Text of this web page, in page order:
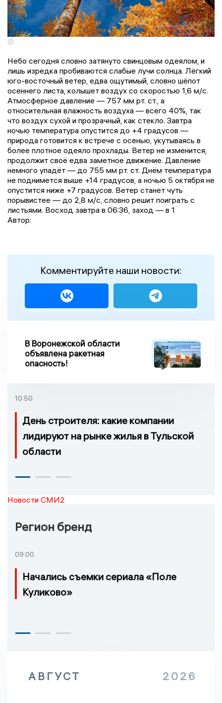
©
Небо сегодня словно затянуто свинцовым одеялом, и
лишь изредка пробиваются слабые лучи солнца. Лёгкий
юго-восточный ветер, едва ощутимый, словно шёпот
осеннего листа, колышет воздух со скоростью 1,6 м/с.
Атмосферное давление — 757 мм рт. ст., а
относительная влажность воздуха — всего 40%, так
что воздух сухой и прозрачный, как стекло. Завтра
ночью температура опустится до +4 градусов —
природа готовится к встрече с осенью, укутываясь в
более плотное одеяло прохлады. Ветер не изменится,
продолжит своё едва заметное движение. Давление
немного упадёт — до 755 мм рт. ст. Днём температура
не поднимется выше +14 градусов, а ночью 5 октября не
опустится ниже +7 градусов. Ветер станет чуть
порывистее — до 2,8 м/с, словно решит поиграть с
листьями. Восход завтра в 06:36, заход — в 1
Автор:
Комментируйте наши новости:
В Воронежской области
объявлена ракетная
опасность!
10:50
День строителя: какие компании
лидируют на рынке жилья в Тульской
области
Новости СМИ2
Регион бренд
09:00
Начались съемки сериала «Поле
Куликово»
АВГУСТ 2026